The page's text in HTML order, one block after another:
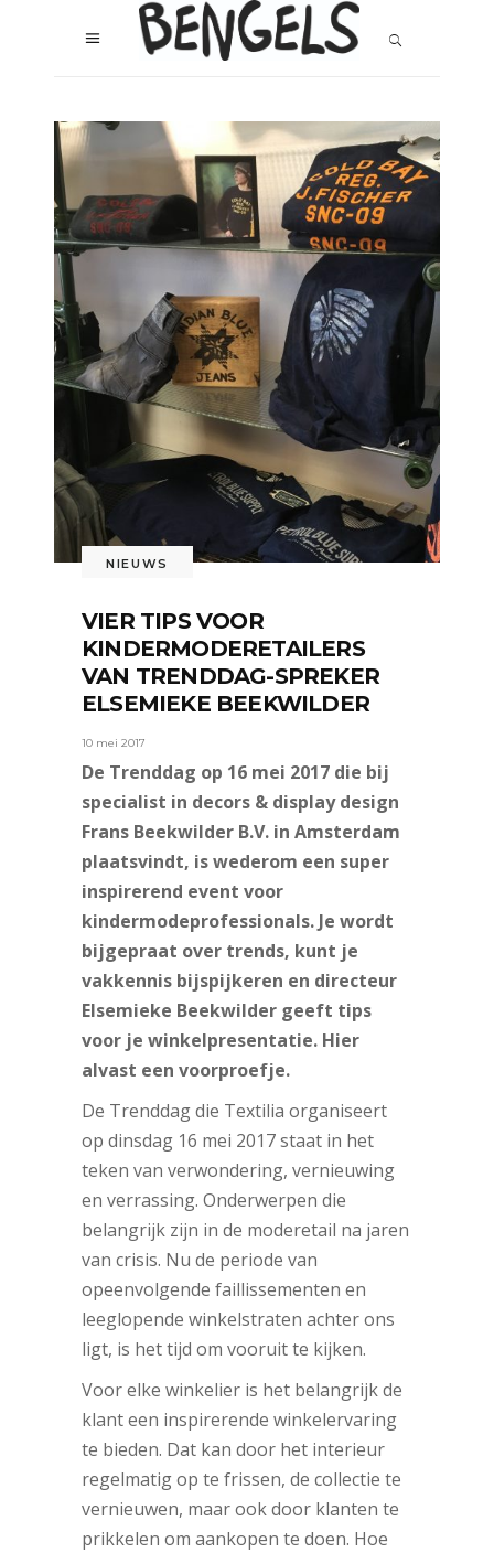
NIEUWS
VIER TIPS VOOR
KINDERMODERETAILERS
VAN TRENDDAG-SPREKER
ELSEMIEKE BEEKWILDER
10 mei 2017
De Trenddag op 16 mei 2017 die bij
specialist in decors & display design
Frans Beekwilder B.V. in Amsterdam
plaatsvindt, is wederom een super
inspirerend event voor
kindermodeprofessionals. Je wordt
bijgepraat over trends, kunt je
vakkennis bijspijkeren en directeur
Elsemieke Beekwilder geeft tips
voor je winkelpresentatie. Hier
alvast een voorproefje.
De Trenddag die Textilia organiseert
op dinsdag 16 mei 2017 staat in het
teken van verwondering, vernieuwing
en verrassing. Onderwerpen die
belangrijk zijn in de moderetail na jaren
van crisis. Nu de periode van
opeenvolgende faillissementen en
leeglopende winkelstraten achter ons
ligt, is het tijd om vooruit te kijken.
Voor elke winkelier is het belangrijk de
klant een inspirerende winkelervaring
te bieden. Dat kan door het interieur
regelmatig op te frissen, de collectie te
vernieuwen, maar ook door klanten te
prikkelen om aankopen te doen. Hoe